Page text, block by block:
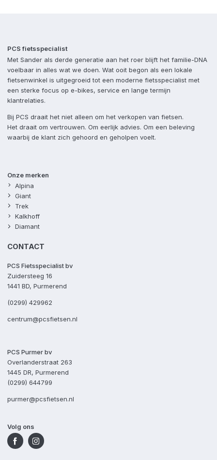
PCS fietsspecialist
Met Sander als derde generatie aan het roer blijft het familie-DNA
voelbaar in alles wat we doen. Wat ooit begon als een lokale
fietsenwinkel is uitgegroeid tot een moderne fietsspecialist met
een sterke focus op e-bikes, service en lange termijn
klantrelaties.
Bij PCS draait het niet alleen om het verkopen van fietsen.
Het draait om vertrouwen. Om eerlijk advies. Om een beleving
waarbij de klant zich gehoord en geholpen voelt.
Onze merken
Alpina
Giant
Trek
Kalkhoff
Diamant
CONTACT
PCS Fietsspecialist bv
Zuidersteeg 16
1441 BD, Purmerend
(0299) 429962
centrum@pcsfietsen.nl
PCS Purmer bv
Overlanderstraat 263
1445 DR, Purmerend
(0299) 644799
purmer@pcsfietsen.nl
Volg ons